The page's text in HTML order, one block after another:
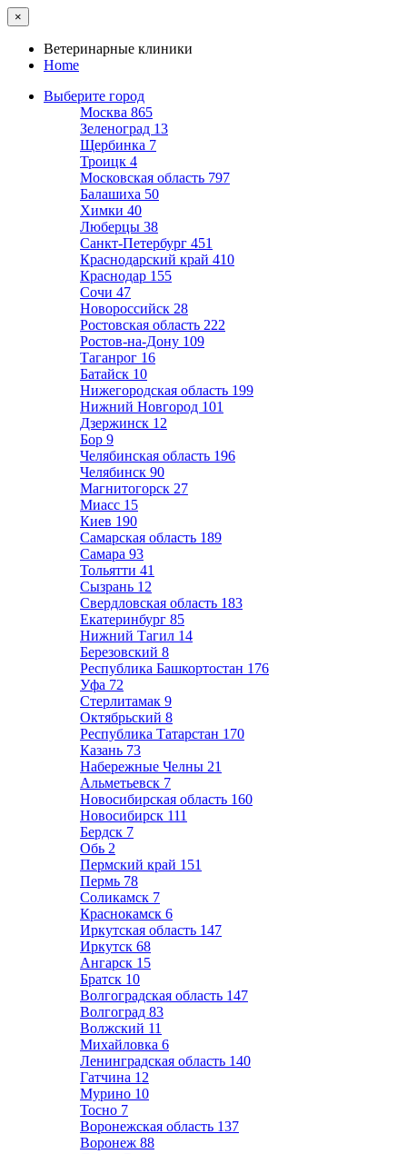
×
Ветеринарные клиники
Home
Выберите город
Москва 865
Зеленоград 13
Щербинка 7
Троицк 4
Московская область 797
Балашиха 50
Химки 40
Люберцы 38
Санкт-Петербург 451
Краснодарский край 410
Краснодар 155
Сочи 47
Новороссийск 28
Ростовская область 222
Ростов-на-Дону 109
Таганрог 16
Батайск 10
Нижегородская область 199
Нижний Новгород 101
Дзержинск 12
Бор 9
Челябинская область 196
Челябинск 90
Магнитогорск 27
Миасс 15
Киев 190
Самарская область 189
Самара 93
Тольятти 41
Сызрань 12
Свердловская область 183
Екатеринбург 85
Нижний Тагил 14
Березовский 8
Республика Башкортостан 176
Уфа 72
Стерлитамак 9
Октябрьский 8
Республика Татарстан 170
Казань 73
Набережные Челны 21
Альметьевск 7
Новосибирская область 160
Новосибирск 111
Бердск 7
Обь 2
Пермский край 151
Пермь 78
Соликамск 7
Краснокамск 6
Иркутская область 147
Иркутск 68
Ангарск 15
Братск 10
Волгоградская область 147
Волгоград 83
Волжский 11
Михайловка 6
Ленинградская область 140
Гатчина 12
Мурино 10
Тосно 7
Воронежская область 137
Воронеж 88